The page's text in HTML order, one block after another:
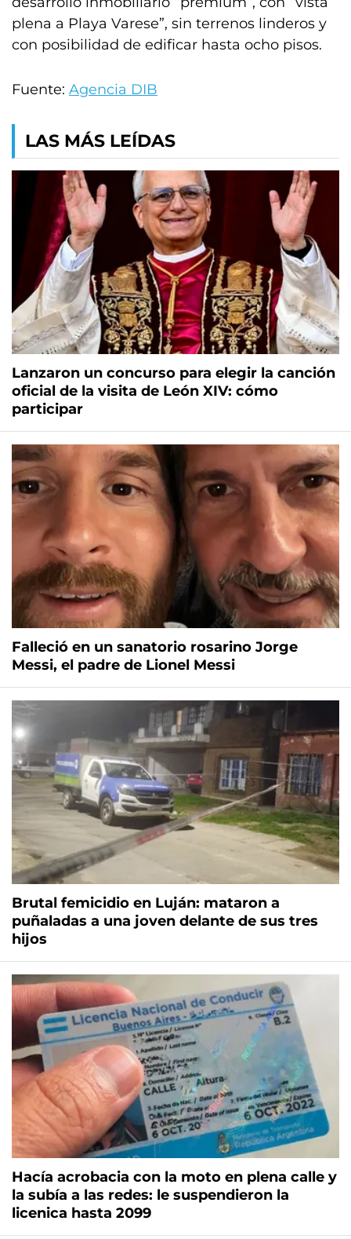
plena a Playa Varese”, sin terrenos linderos y
con posibilidad de edificar hasta ocho pisos.
Fuente: Agencia DIB
LAS MÁS LEÍDAS
Lanzaron un concurso para elegir la canción
oficial de la visita de León XIV: cómo
participar
Falleció en un sanatorio rosarino Jorge
Messi, el padre de Lionel Messi
Brutal femicidio en Luján: mataron a
puñaladas a una joven delante de sus tres
hijos
Hacía acrobacia con la moto en plena calle y
la subía a las redes: le suspendieron la
licenica hasta 2099